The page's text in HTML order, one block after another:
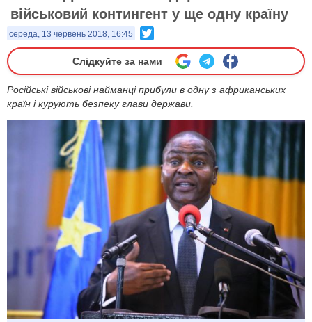
військовий контингент у ще одну країну
середа, 13 червень 2018, 16:45
Слідкуйте за нами
Російські військові найманці прибули в одну з африканських
країн і курують безпеку глави держави.